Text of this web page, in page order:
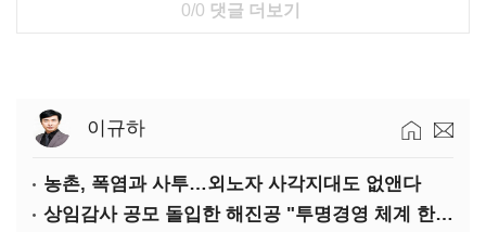
0/0 댓글 더보기
이규하
농촌, 폭염과 사투…외노자 사각지대도 없앤다
상임감사 공모 돌입한 해진공 "투명경영 체계 한층 강화"